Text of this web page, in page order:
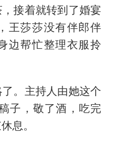
接着就转到了婚宴
王莎莎没有伴郎伴
边帮忙整理衣服拎
。主持人由她这个
子，敬了酒，吃完
息。